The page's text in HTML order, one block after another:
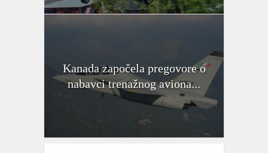
Kanada započela pregovore o
nabavci trenažnog aviona...